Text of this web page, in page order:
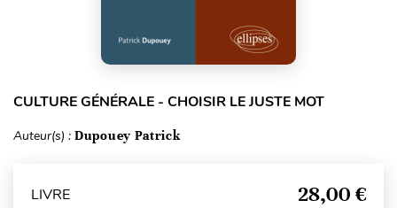
CULTURE GÉNÉRALE - CHOISIR LE JUSTE MOT
Auteur(s) : Dupouey Patrick
LIVRE 28,00 €